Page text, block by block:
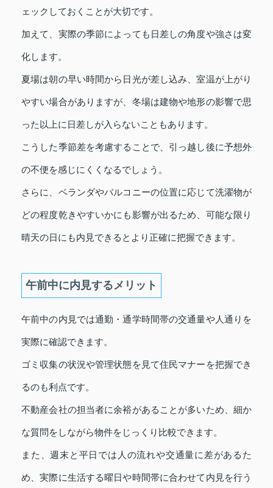
ェックしておくことが大切です。
加えて、実際の季節によっても日差しの角度や強さは変
化します。
夏場は朝の早い時間から日光が差し込み、室温が上がり
やすい場合がありますが、冬場は建物や地形の影響で思
った以上に日差しが入らないこともあります。
こうした季節差を考慮することで、引っ越し後に予想外
の不便を感じにくくなるでしょう。
さらに、ベランダやバルコニーの位置に応じて洗濯物が
どの程度乾きやすいかにも影響が出るため、可能な限り
晴天の日にも内見できるとより正確に把握できます。
午前中に内見するメリット
午前中の内見では通勤・通学時間帯の交通量や人通りを
実際に確認できます。
ゴミ収集の状況や管理状態を見て住民マナーを把握でき
るのも利点です。
不動産会社の担当者に余裕があることが多いため、細か
な質問をしながら物件をじっくり比較できます。
また、週末と平日では人の流れや交通量に差があるた
め、実際に生活する曜日や時間帯に合わせて内見を行う